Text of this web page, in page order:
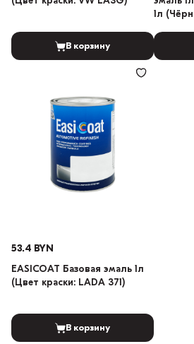
В корзину
1л
53.4 BYN
EASICOAT Базовая эмаль 1л
(Цвет краски: LADA 371)
В корзину